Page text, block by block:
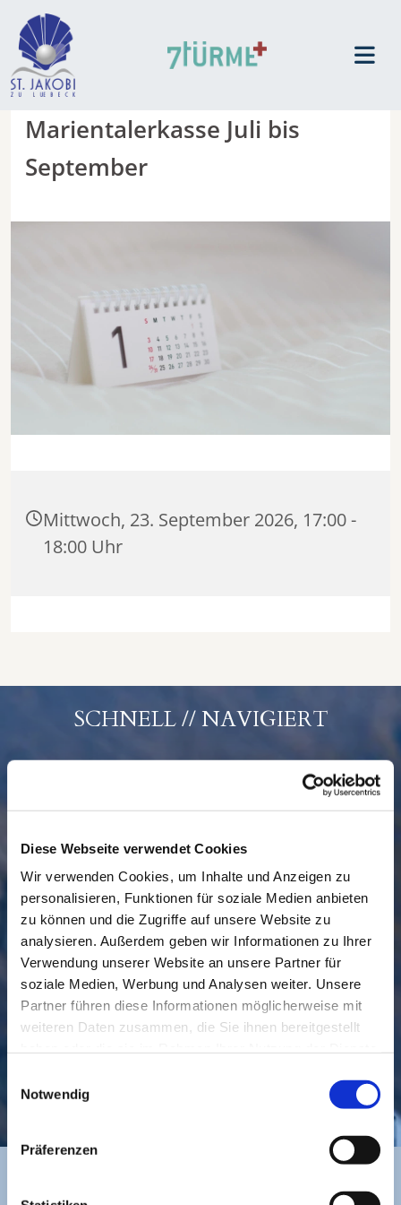
Diese Webseite verwendet Cookies
Wir verwenden Cookies, um Inhalte und Anzeigen zu
personalisieren, Funktionen für soziale Medien anbieten
zu können und die Zugriffe auf unsere Website zu
analysieren. Außerdem geben wir Informationen zu Ihrer
Verwendung unserer Website an unsere Partner für
soziale Medien, Werbung und Analysen weiter. Unsere
Partner führen diese Informationen möglicherweise mit
weiteren Daten zusammen, die Sie ihnen bereitgestellt
Notwendig
Präferenzen
Marientalerkasse Juli bis
September
Mittwoch, 23. September 2026, 17:00 -
18:00 Uhr
SCHNELL // NAVIGIERT
GEMEINDE BESUCHEN